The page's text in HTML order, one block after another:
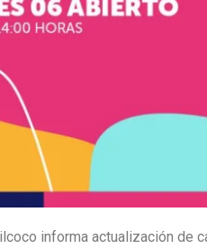
informa actualización de